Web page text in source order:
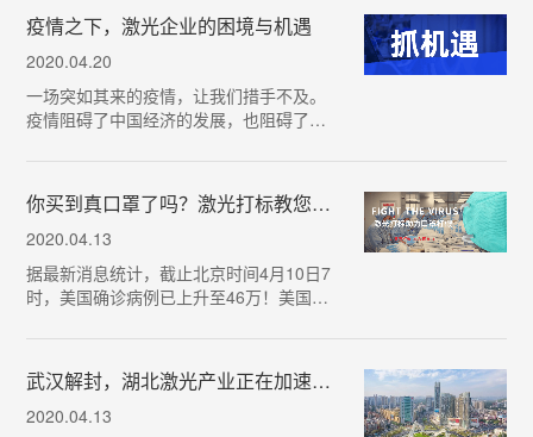
疫情发生以来，在我国积极的防疫措施以
及全国人民的配合…
疫情之下，激光企业的困境与机遇
2020.04.20
一场突如其来的疫情，让我们措手不及。
疫情阻碍了中国经济的发展，也阻碍了激
付……这种停滞给企业的发展带来了重重
困境，由此引发的“蝴蝶效…
你买到真口罩了吗？激光打标教您辨真伪！
2020.04.13
据最新消息统计，截止北京时间4月10日7
时，美国确诊病例已上升至46万！美国接
达成一项计划，未来三个月将进口1.665亿
只N95口罩，主要来…
武汉解封，湖北激光产业正在加速重启中！
2020.04.13